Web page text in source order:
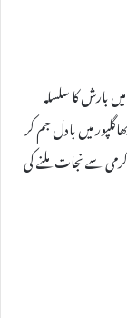
بارش کا سلسلہ
میں بادل جم کر
سے نجات ملنے کی